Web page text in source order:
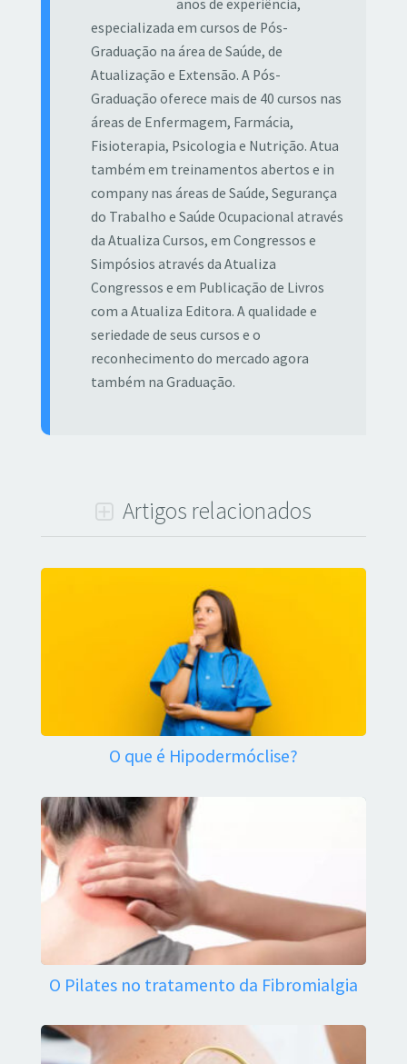
anos de experiência,
especializada em cursos de Pós-
Graduação na área de Saúde, de
Atualização e Extensão. A Pós-
Graduação oferece mais de 40 cursos nas
áreas de Enfermagem, Farmácia,
Fisioterapia, Psicologia e Nutrição. Atua
também em treinamentos abertos e in
company nas áreas de Saúde, Segurança
do Trabalho e Saúde Ocupacional através
da Atualiza Cursos, em Congressos e
Simpósios através da Atualiza
Congressos e em Publicação de Livros
com a Atualiza Editora. A qualidade e
seriedade de seus cursos e o
reconhecimento do mercado agora
também na Graduação.
Artigos relacionados
O que é Hipodermóclise?
O Pilates no tratamento da Fibromialgia